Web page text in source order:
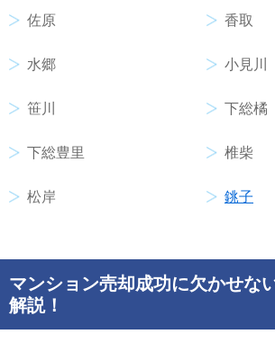
佐原 香取
水郷 小見川
笹川 下総橘
下総豊里 椎柴
松岸 銚子
マンション売却成功に欠かせな
解説！